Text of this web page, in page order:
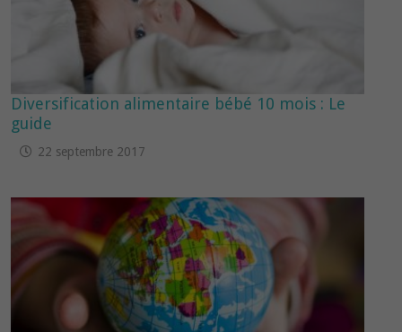
Diversification alimentaire bébé 10 mois : Le
guide
22 septembre 2017